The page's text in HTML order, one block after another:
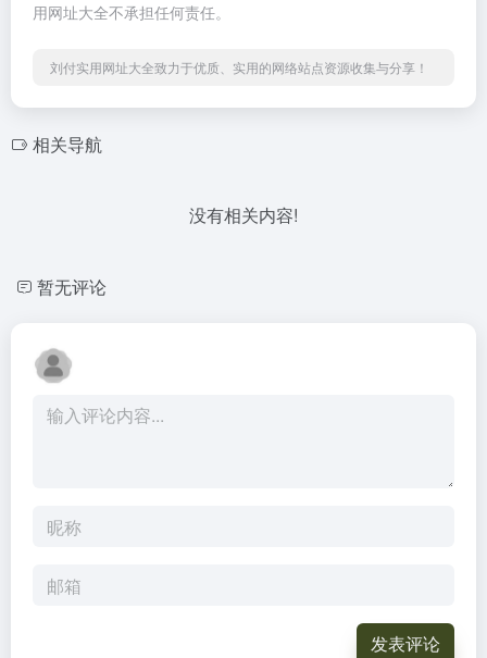
用网址大全不承担任何责任。
刘付实用网址大全致力于优质、实用的网络站点资源收集与分享！
相关导航
没有相关内容!
暂无评论
发表评论